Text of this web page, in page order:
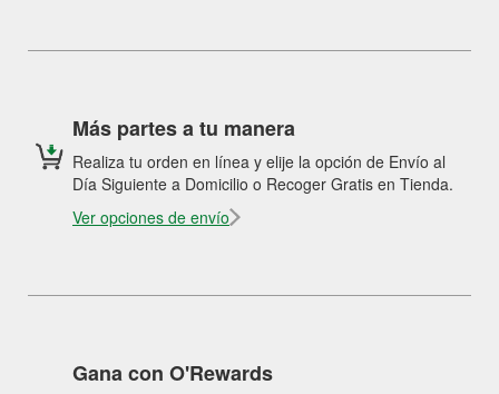
Más partes a tu manera
Realiza tu orden en línea y elije la opción de Envío al
Día Siguiente a Domicilio o Recoger Gratis en Tienda.
Ver opciones de envío
Gana con O'Rewards